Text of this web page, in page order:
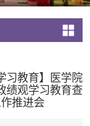
习教育】医学院
绩观学习教育查
推进会